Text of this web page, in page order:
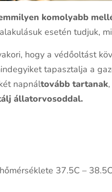
komolyabb
esetén tudjuk,
hogy a védőoltást
tapasztalja a
napnáltovább tartanak
állatorvosoddal.
37.5C –